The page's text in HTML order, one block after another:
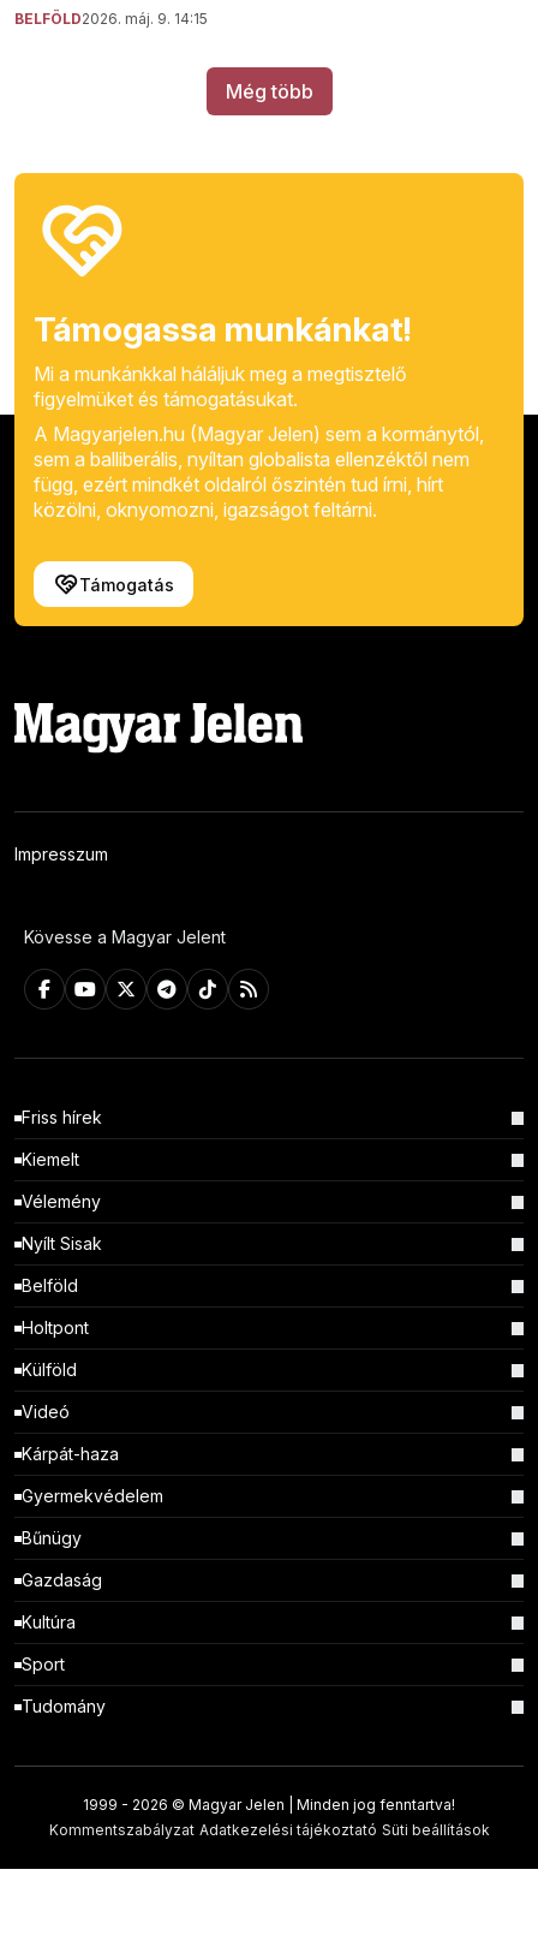
BELFÖLD2026. máj. 9. 14:15
Még több
Támogassa munkánkat!
Mi a munkánkkal háláljuk meg a megtisztelő
figyelmüket és támogatásukat.
A Magyarjelen.hu (Magyar Jelen) sem a kormánytól,
sem a balliberális, nyíltan globalista ellenzéktől nem
függ, ezért mindkét oldalról őszintén tud írni, hírt
közölni, oknyomozni, igazságot feltárni.
Támogatás
Impresszum
Kövesse a Magyar Jelent
Friss hírek
Kiemelt
Vélemény
Nyílt Sisak
Belföld
Holtpont
Külföld
Videó
Kárpát-haza
Gyermekvédelem
Bűnügy
Gazdaság
Kultúra
Sport
Tudomány
1999 - 2026 © Magyar Jelen | Minden jog fenntartva!
Kommentszabályzat Adatkezelési tájékoztató Süti beállítások